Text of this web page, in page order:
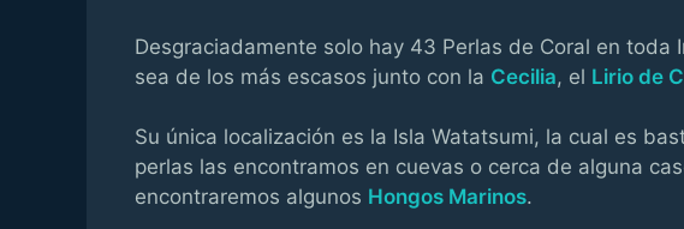
Desgraciadamente solo hay 43 Perlas de Coral en toda
sea de los más escasos junto con la Cecilia, el Lirio de
Su única localización es la Isla Watatsumi, la cual es
perlas las encontramos en cuevas o cerca de alguna
encontraremos algunos Hongos Marinos.